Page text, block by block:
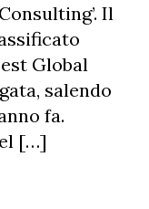
Il
Global
salendo
fa.
[…]